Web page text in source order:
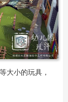
大小的玩具，